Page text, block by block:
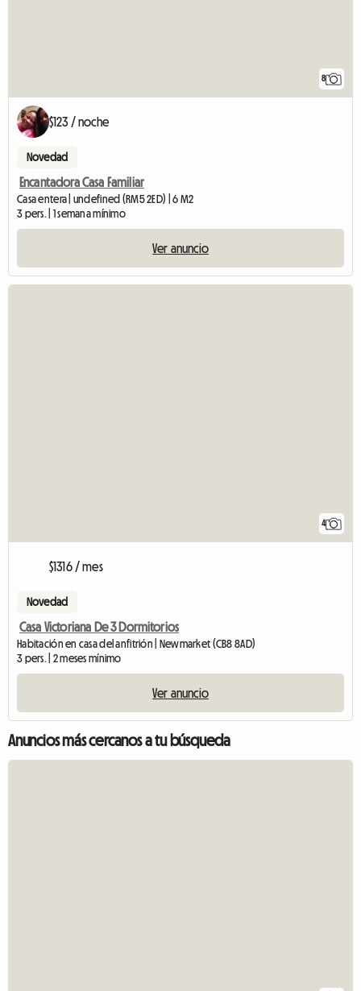
8
$123 / noche
Novedad
Encantadora Casa Familiar
Casa entera | undefined (RM5 2ED) | 6 M2
3 pers. | 1 semana mínimo
Ver anuncio
4
$1316 / mes
Novedad
Casa Victoriana De 3 Dormitorios
Habitación en casa del anfitrión | Newmarket (CB8 8AD)
3 pers. | 2 meses mínimo
Ver anuncio
Anuncios más cercanos a tu búsqueda